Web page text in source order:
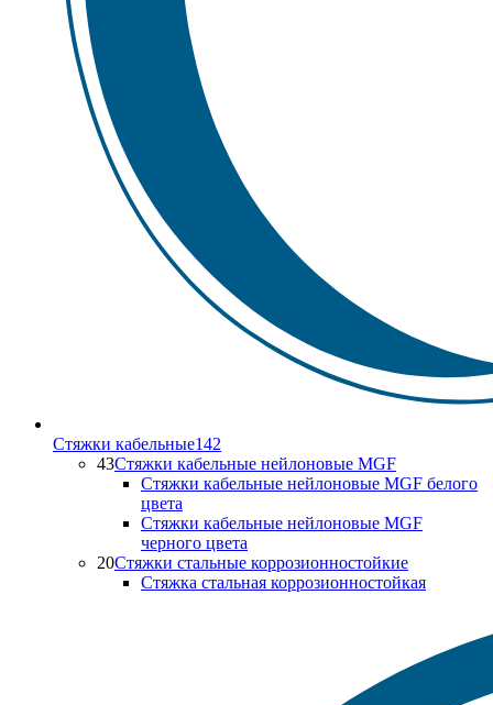
Стяжки кабельные142
43Стяжки кабельные нейлоновые MGF
Стяжки кабельные нейлоновые MGF белого
цвета
Стяжки кабельные нейлоновые MGF
черного цвета
20Стяжки стальные коррозионностойкие
Стяжка стальная коррозионностойкая